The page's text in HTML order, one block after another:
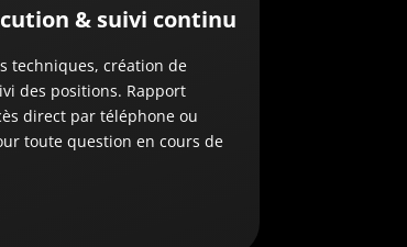
& suivi continu
techniques, création de
des positions. Rapport
direct par téléphone ou
toute question en cours de